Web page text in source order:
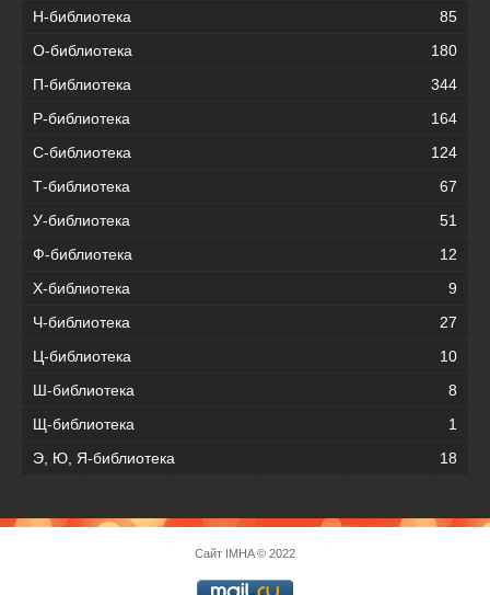
Н-библиотека
85
О-библиотека
180
П-библиотека
344
Р-библиотека
164
С-библиотека
124
Т-библиотека
67
У-библиотека
51
Ф-библиотека
12
Х-библиотека
9
Ч-библиотека
27
Ц-библиотека
10
Ш-библиотека
8
Щ-библиотека
1
Э, Ю, Я-библиотека
18
Сайт IMHA© 2022